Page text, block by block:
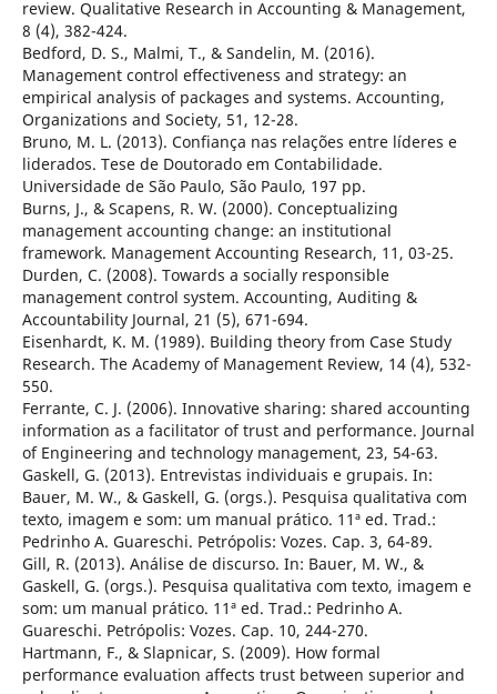
review. Qualitative Research in Accounting & Management,
8 (4), 382-424.
Bedford, D. S., Malmi, T., & Sandelin, M. (2016).
Management control effectiveness and strategy: an
empirical analysis of packages and systems. Accounting,
Organizations and Society, 51, 12-28.
Bruno, M. L. (2013). Confiança nas relações entre líderes e
liderados. Tese de Doutorado em Contabilidade.
Universidade de São Paulo, São Paulo, 197 pp.
Burns, J., & Scapens, R. W. (2000). Conceptualizing
management accounting change: an institutional
framework. Management Accounting Research, 11, 03-25.
Durden, C. (2008). Towards a socially responsible
management control system. Accounting, Auditing &
Accountability Journal, 21 (5), 671-694.
Eisenhardt, K. M. (1989). Building theory from Case Study
Research. The Academy of Management Review, 14 (4), 532-
550.
Ferrante, C. J. (2006). Innovative sharing: shared accounting
information as a facilitator of trust and performance. Journal
of Engineering and technology management, 23, 54-63.
Gaskell, G. (2013). Entrevistas individuais e grupais. In:
Bauer, M. W., & Gaskell, G. (orgs.). Pesquisa qualitativa com
texto, imagem e som: um manual prático. 11ª ed. Trad.:
Pedrinho A. Guareschi. Petrópolis: Vozes. Cap. 3, 64-89.
Gill, R. (2013). Análise de discurso. In: Bauer, M. W., &
Gaskell, G. (orgs.). Pesquisa qualitativa com texto, imagem e
som: um manual prático. 11ª ed. Trad.: Pedrinho A.
Guareschi. Petrópolis: Vozes. Cap. 10, 244-270.
Hartmann, F., & Slapnicar, S. (2009). How formal
performance evaluation affects trust between superior and